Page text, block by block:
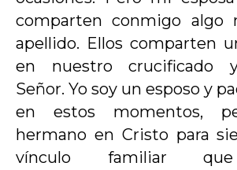
comparten conmigo algo
apellido. Ellos comparten
en nuestro crucificado
Señor. Yo soy un esposo y
en estos momentos,
hermano en Cristo para
vínculo familiar